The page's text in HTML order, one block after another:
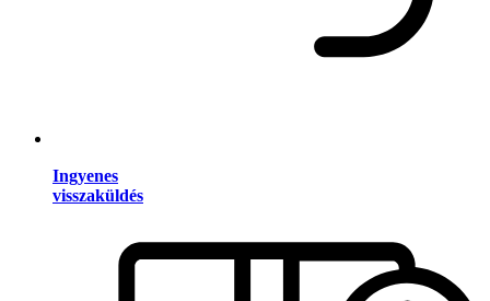
Ingyenes
visszaküldés